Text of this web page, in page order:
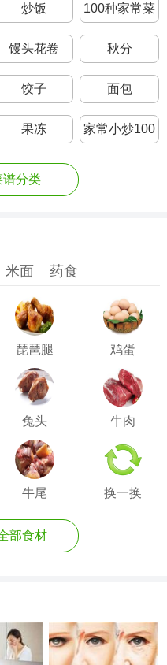
炒饭
100种家常菜
菜名
馒头花卷 秋分
饺子 面包
果冻
家常小炒100
谱分类
米面 药食
琵琶腿 鸡蛋
兔头 牛肉
牛尾 换一换
部食材